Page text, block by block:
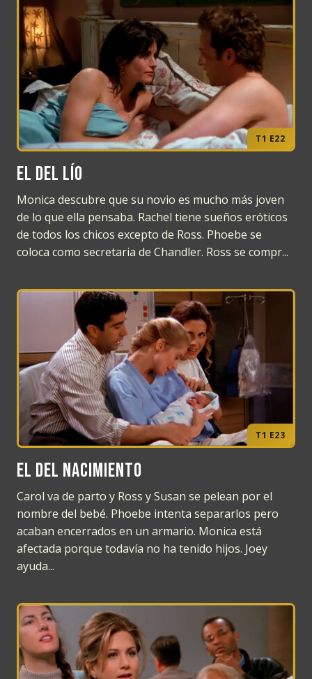
T1 E22
El del lío
Monica descubre que su novio es mucho más joven
de lo que ella pensaba. Rachel tiene sueños eróticos
de todos los chicos excepto de Ross. Phoebe se
coloca como secretaria de Chandler. Ross se compr...
T1 E23
El del nacimiento
Carol va de parto y Ross y Susan se pelean por el
nombre del bebé. Phoebe intenta separarlos pero
acaban encerrados en un armario. Monica está
afectada porque todavía no ha tenido hijos. Joey
ayuda...